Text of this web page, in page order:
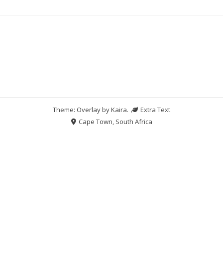
Theme: Overlay byKaira.
Extra Text
Cape Town, South Africa